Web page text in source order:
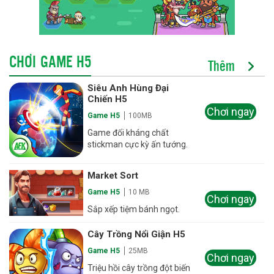
CHƠI GAME H5 Thêm
Siêu Anh Hùng Đại
Chiến H5
Game H5 100MB
Game đối kháng chất
stickman cực kỳ ấn tướng.
Chơi ngay
Market Sort
Game H5 10 MB
Sắp xếp tiệm bánh ngọt.
Chơi ngay
Cây Trồng Nổi Giận H5
Game H5 25MB
Triệu hồi cây trồng đột biến
Chơi ngay